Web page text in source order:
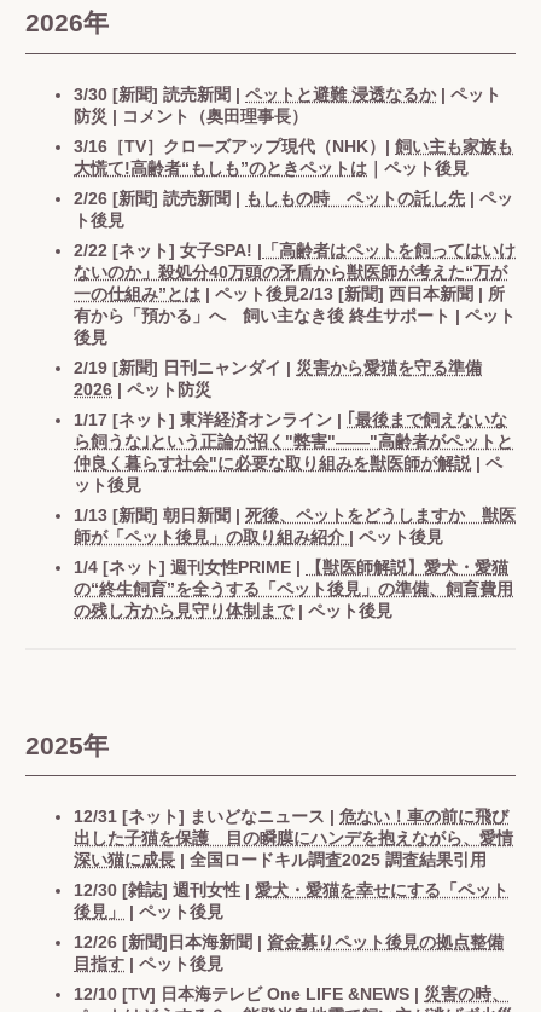
2026年
3/30 [新聞] 読売新聞 | ペットと避難 浸透なるか| ペット
防災 | コメント（奥田理事長）
3/16［TV］クローズアップ現代（NHK）| 飼い主も家族も
大慌て!高齢者“もしも”のときペットは ｜ペット後見
2/26 [新聞] 読売新聞 | もしもの時 ペットの託し先 | ペッ
ト後見
2/22 [ネット] 女子SPA! | 「高齢者はペットを飼ってはいけ
ないのか」殺処分40万頭の矛盾から獣医師が考えた“万が
一の仕組み”とは | ペット後見2/13 [新聞] 西日本新聞 | 所
有から「預かる」へ 飼い主なき後 終生サポート | ペット
後見
2/19 [新聞] 日刊ニャンダイ | 災害から愛猫を守る準備
2026 | ペット防災
1/17 [ネット] 東洋経済オンライン |
｢最後まで飼えないな
ら飼うな｣という正論が招く"弊害"――"高齢者がペットと
仲良く暮らす社会"に必要な取り組みを獣医師が解説 | ペ
ット後見
1/13 [新聞] 朝日新聞 | 死後、ペットをどうしますか 獣医
師が「ペット後見」の取り組み紹介 | ペット後見
1/4 [ネット] 週刊女性PRIME |
【獣医師解説】愛犬・愛猫
の“終生飼育”を全うする「ペット後見」の準備、飼育費用
の残し方から見守り体制まで| ペット後見
2025年
12/31 [ネット] まいどなニュース | 危ない！車の前に飛び
出した子猫を保護 目の瞬膜にハンデを抱えながら、愛情
深い猫に成長 | 全国ロードキル調査2025 調査結果引用
12/30 [雑誌] 週刊女性 | 愛犬・愛猫を幸せにする「ペット
後見」
| ペット後見
12/26 [新聞]日本海新聞 | 資金募りペット後見の拠点整備
目指す | ペット後見
12/10 [TV] 日本海テレビ One LIFE &NEWS | 災害の時、